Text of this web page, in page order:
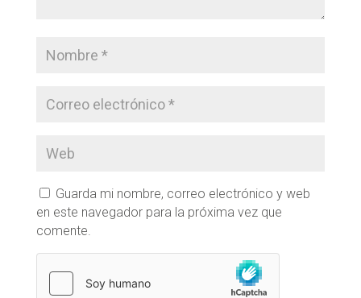
Guarda mi nombre, correo electrónico y web
en este navegador para la próxima vez que
comente.